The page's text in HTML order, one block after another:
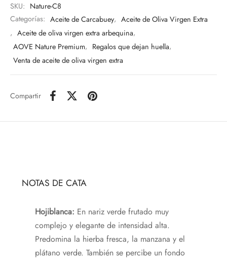
SKU: Nature-C8
Categorías: Aceite de Carcabuey, Aceite de Oliva Virgen Extra
, Aceite de oliva virgen extra arbequina,
AOVE Nature Premium, Regalos que dejan huella,
Venta de aceite de oliva virgen extra
Compartir
NOTAS DE CATA
Hojiblanca: En nariz verde frutado muy
complejo y elegante de intensidad alta.
Predomina la hierba fresca, la manzana y el
plátano verde. También se percibe un fondo